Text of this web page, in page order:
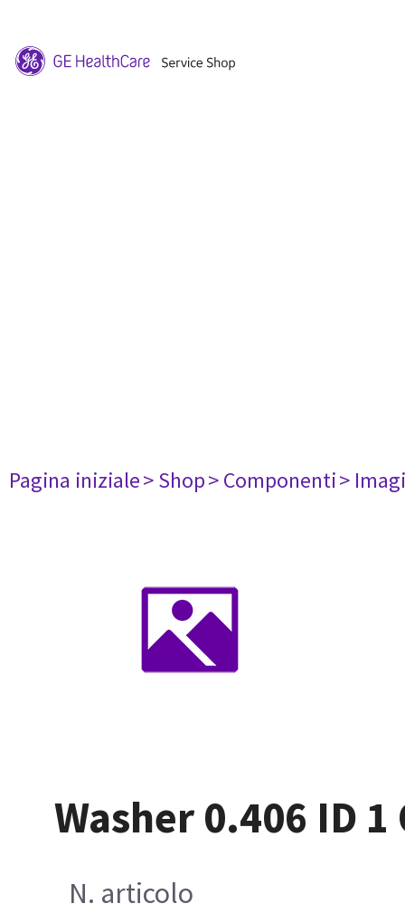
Pagina iniziale> Shop> Componenti>
Washer 0.406 ID
N. articolo